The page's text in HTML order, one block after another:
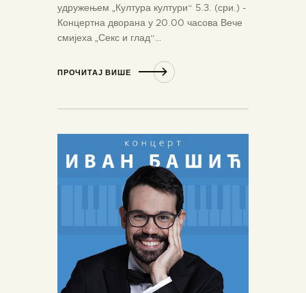
удружењем „Култура култури“ 5.3. (сри.) -
Концертна дворана у 20.00 часова Вече
смијеха „Секс и глад“…
ПРОЧИТАЈ ВИШЕ